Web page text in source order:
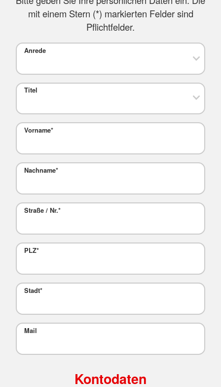
mit einem Stern (*) markierten Felder sind
Pflichtfelder.
Anrede
Titel
Vorname*
Nachname*
Straße / Nr.*
PLZ*
Stadt*
Mail
Kontodaten